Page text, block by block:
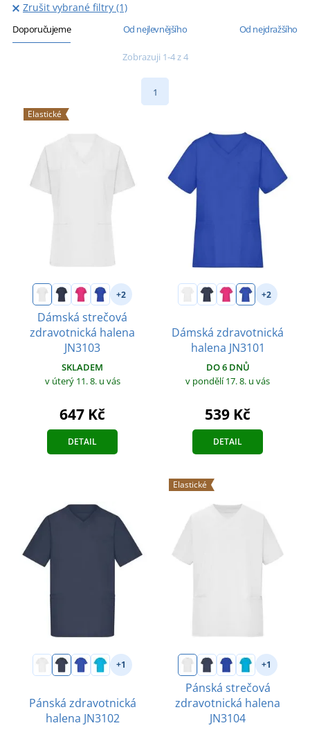
Zrušit vybrané filtry (1)
Doporučujeme Od nejlevnějšího Od nejdražšího
Zobrazuji 1-4 z 4
1
Elastické
+2
Dámská strečová
zdravotnická halena
JN3103
SKLADEM
v úterý 11. 8. u vás
647 Kč
DETAIL
+2
Dámská zdravotnická
halena JN3101
DO 6 DNŮ
v pondělí 17. 8. u vás
539 Kč
DETAIL
+1
Pánská zdravotnická
halena JN3102
Elastické
+1
Pánská strečová
zdravotnická halena
JN3104